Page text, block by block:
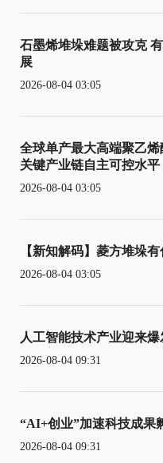
石墨烯堆垛难题被攻克
展
2026-08-04 03:05
全球单产最大高端聚乙
关键产业链自主可控水平
2026-08-04 03:05
【新知解码】菱方堆垛有
2026-08-04 03:05
人工智能技术产业迎来
2026-08-04 09:31
“AI+创业”加速科技成果
2026-08-04 09:31